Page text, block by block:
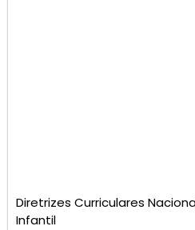
Diretrizes Curriculares
Infantil